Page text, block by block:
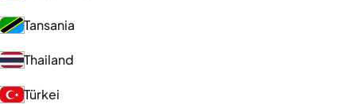
Tansania
Thailand
Türkei